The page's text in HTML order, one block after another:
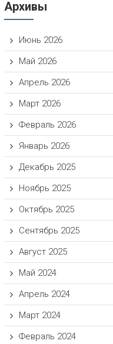
Архивы
Июнь 2026
Май 2026
Апрель 2026
Март 2026
Февраль 2026
Январь 2026
Декабрь 2025
Ноябрь 2025
Октябрь 2025
Сентябрь 2025
Август 2025
Май 2024
Апрель 2024
Март 2024
Февраль 2024